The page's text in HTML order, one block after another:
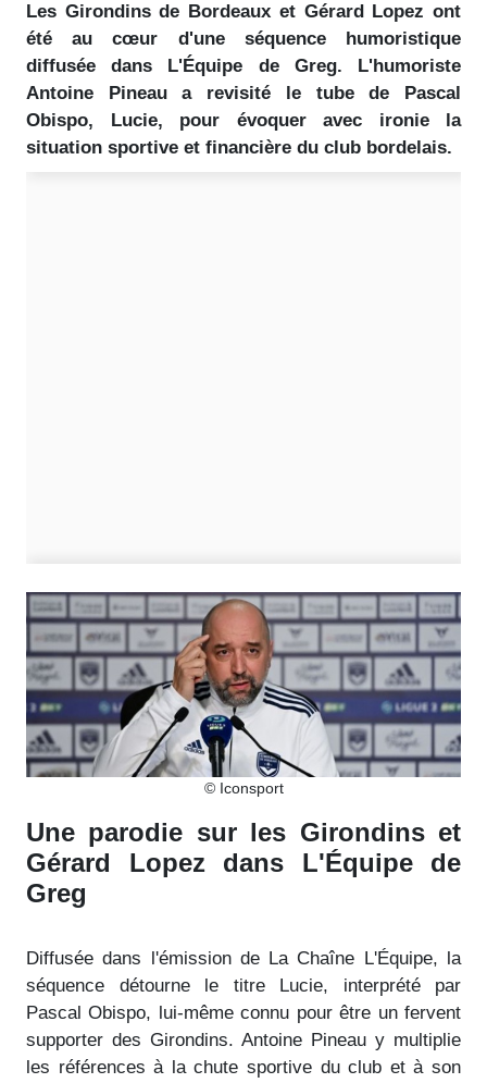
Les Girondins de Bordeaux et Gérard Lopez ont
été au cœur d'une séquence humoristique
diffusée dans L'Équipe de Greg. L'humoriste
Antoine Pineau a revisité le tube de Pascal
Obispo, Lucie, pour évoquer avec ironie la
situation sportive et financière du club bordelais.
© Iconsport
Une parodie sur les Girondins et
Gérard Lopez dans L'Équipe de
Greg
Diffusée dans l'émission de La Chaîne L'Équipe, la
séquence détourne le titre Lucie, interprété par
Pascal Obispo, lui-même connu pour être un fervent
supporter des Girondins. Antoine Pineau y multiplie
les références à la chute sportive du club et à son